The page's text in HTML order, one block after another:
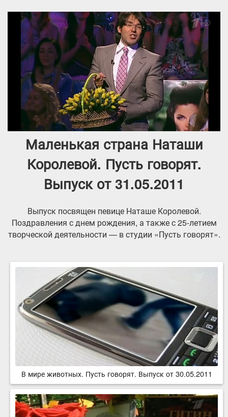
Маленькая страна Наташи
Королевой. Пусть говорят.
Выпуск от 31.05.2011
Выпуск посвящен певице Наташе Королевой.
Поздравления с днем рождения, а также с 25-летием
творческой деятельности — в студии «Пусть говорят».
В мире животных. Пусть говорят. Выпуск от 30.05.2011